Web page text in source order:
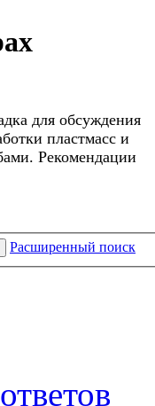
для обсуждения
пластмасс и
Рекомендации
Расширенный поиск